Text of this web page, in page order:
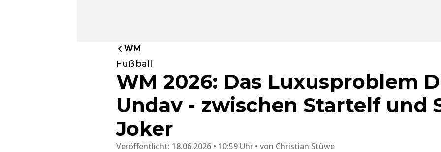
WM
Fußball
WM 2026: Das Luxusproblem
Undav - zwischen Startelf und
Joker
Veröffentlicht: 18.06.2026 • 10:59 Uhr von Christian Stüwe